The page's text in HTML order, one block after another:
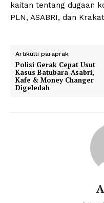
kaitan tentang dugaan
PLN, ASABRI, dan
Artikulli paraprak
Polisi Gerak Cepat Usut
Kasus Batubara-Asabri,
Kafe & Money Changer
Digeledah